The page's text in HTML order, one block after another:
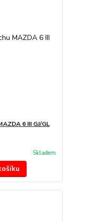
6 III GJ/GL
Skladem